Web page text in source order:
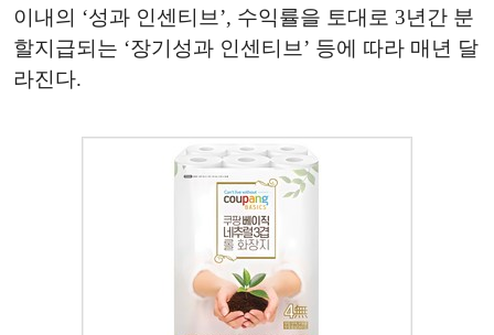
이내의 ‘성과 인센티브’, 수익률을 토대로 3년간 분
할지급되는 ‘장기성과 인센티브’ 등에 따라 매년 달
라진다.